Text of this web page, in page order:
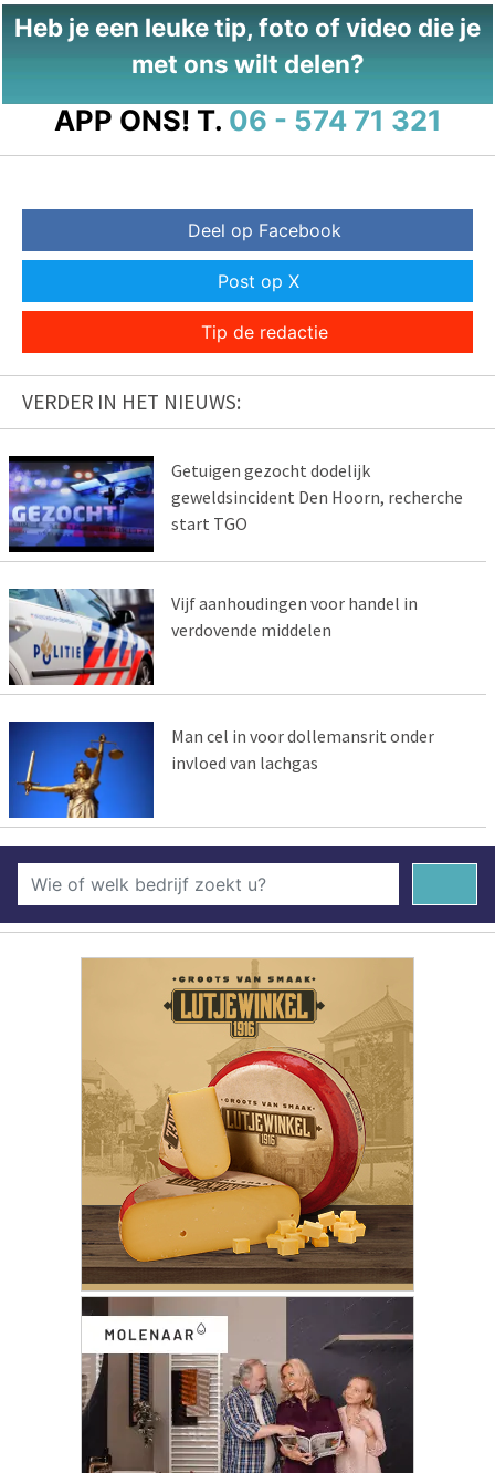
Heb je een leuke tip, foto of video die je
met ons wilt delen?
APP ONS! T. 06 - 574 71 321
Deel op Facebook
Post op X
Tip de redactie
VERDER IN HET NIEUWS:
Getuigen gezocht dodelijk
geweldsincident Den Hoorn, recherche
start TGO
Vijf aanhoudingen voor handel in
verdovende middelen
Man cel in voor dollemansrit onder
invloed van lachgas